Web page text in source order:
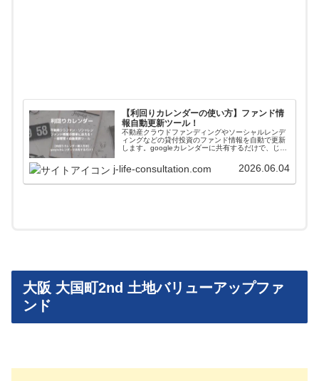
【利回りカレンダーの使い方】ファンド情
報自動更新ツール！
不動産クラウドファンディングやソーシャルレンデ
ィングなどの貸付投資のファンド情報を自動で更新
します。googleカレンダーに共有するだけで、じぇ
自動更新されます。使い方や導入方法を解説してい
ます。
j-life-consultation.com 2026.06.04
大阪 大国町2nd 土地バリューアップファ
ンド